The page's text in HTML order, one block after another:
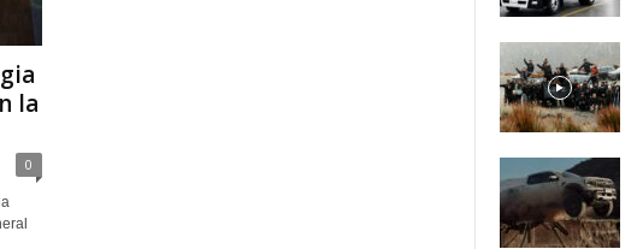
la
0